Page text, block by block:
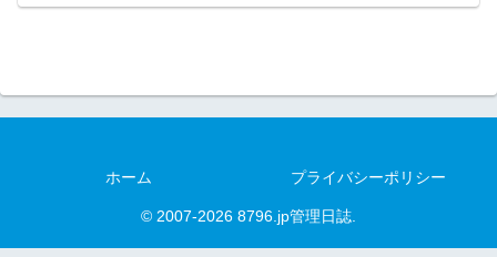
ホーム プライバシーポリシー
© 2007-2026 8796.jp管理日誌.